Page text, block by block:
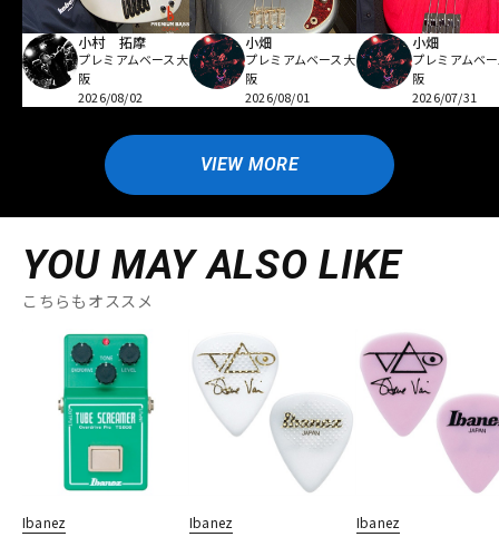
小村 拓摩
プレミアムベース大
阪
2026/08/02
小畑
プレミアムベース大
阪
2026/08/01
小畑
プレミアムベ
阪
2026/07/31
VIEW MORE
YOU MAY ALSO LIKE
こちらもオススメ
Ibanez Ibanez Ibanez